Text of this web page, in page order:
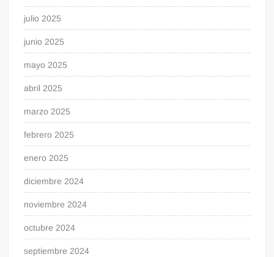
julio 2025
junio 2025
mayo 2025
abril 2025
marzo 2025
febrero 2025
enero 2025
diciembre 2024
noviembre 2024
octubre 2024
septiembre 2024